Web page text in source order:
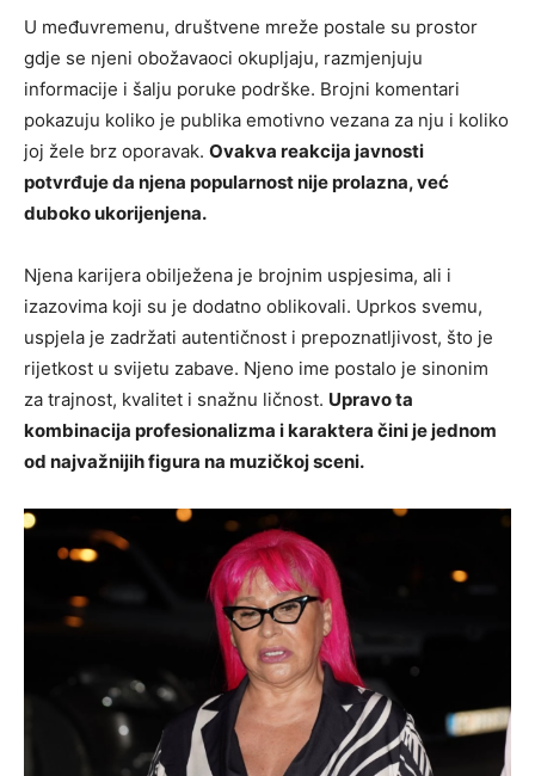
U međuvremenu, društvene mreže postale su prostor
gdje se njeni obožavaoci okupljaju, razmjenjuju
informacije i šalju poruke podrške. Brojni komentari
pokazuju koliko je publika emotivno vezana za nju i koliko
joj žele brz oporavak. Ovakva reakcija javnosti
potvrđuje da njena popularnost nije prolazna, već
duboko ukorijenjena.
Njena karijera obilježena je brojnim uspjesima, ali i
izazovima koji su je dodatno oblikovali. Uprkos svemu,
uspjela je zadržati autentičnost i prepoznatljivost, što je
rijetkost u svijetu zabave. Njeno ime postalo je sinonim
za trajnost, kvalitet i snažnu ličnost. Upravo ta
kombinacija profesionalizma i karaktera čini je jednom
od najvažnijih figura na muzičkoj sceni.